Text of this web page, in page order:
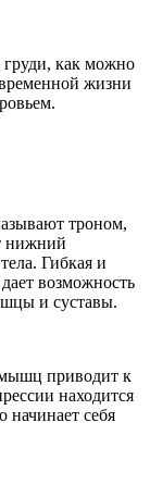
как можно
жизни
троном,
нижний
Гибкая и
возможность
и суставы.
приводит к
находится
начинает себя